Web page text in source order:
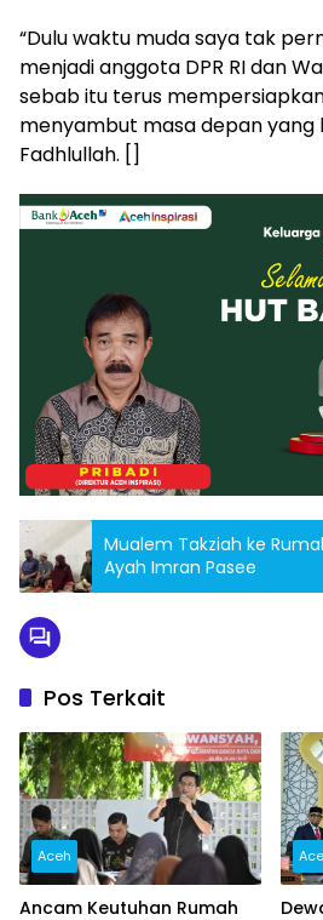
“Dulu waktu muda saya tak
menjadi anggota DPR RI dan
sebab itu terus
menyambut masa depan yang
Fadhlullah. []
Mualem Takziah ke
Ayah Imran Pasee
Pos Terkait
Aceh
Ancam Keutuhan Rumah